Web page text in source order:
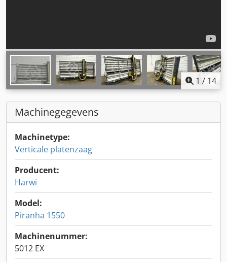
1 / 14
Machinegegevens
Machinetype:
Verticale platenzaag
Producent:
Harwi
Model:
Piranha 1550
Machinenummer:
5012 EX